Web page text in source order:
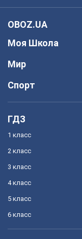
OBOZ.UA
Моя Школа
Мир
Спорт
ГДЗ
1 класс
2 класс
3 класс
4 класс
5 класс
6 класс